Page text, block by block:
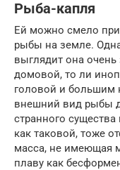
Рыба-капля
Ей можно смело
рыбы на земле.
выглядит она
домовой, то ли
головой и большим
внешний вид рыбы
странного
как таковой, тоже
масса, не имеющая
плаву как